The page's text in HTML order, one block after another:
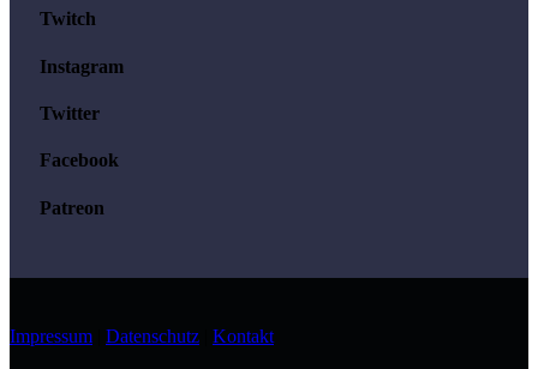
Twitch
Instagram
Twitter
Facebook
Patreon
Impressum Datenschutz Kontakt